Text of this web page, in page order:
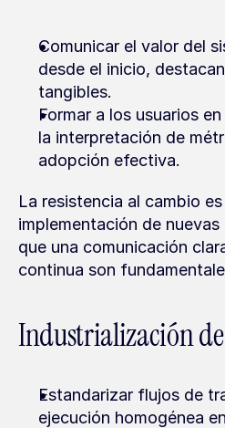
Comunicar el valor del
desde el inicio,
tangibles.
Formar a los usuarios
la interpretación de
adopción efectiva.
La resistencia al cambio
implementación de
que una comunicación
continua son
Industrialización de
Estandarizar flujos de
ejecución homogénea